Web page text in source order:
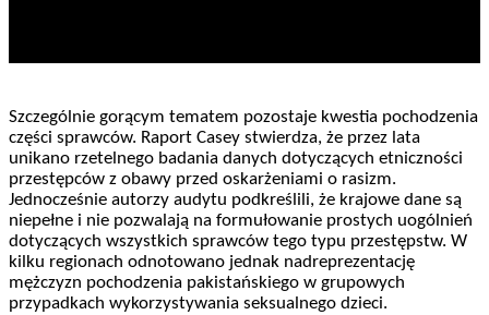
Szczególnie gorącym tematem pozostaje kwestia pochodzenia
części sprawców. Raport Casey stwierdza, że przez lata
unikano rzetelnego badania danych dotyczących etniczności
przestępców z obawy przed oskarżeniami o rasizm.
Jednocześnie autorzy audytu podkreślili, że krajowe dane są
niepełne i nie pozwalają na formułowanie prostych uogólnień
dotyczących wszystkich sprawców tego typu przestępstw. W
kilku regionach odnotowano jednak nadreprezentację
mężczyzn pochodzenia pakistańskiego w grupowych
przypadkach wykorzystywania seksualnego dzieci.